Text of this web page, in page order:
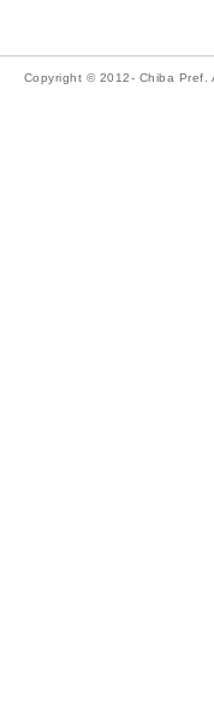
Copyright © 2012- Chiba Pref.